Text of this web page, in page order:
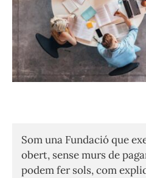
Som una Fundació que
obert, sense murs de
podem fer sols, com